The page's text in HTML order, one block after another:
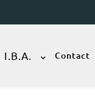
I.B.A. Contact